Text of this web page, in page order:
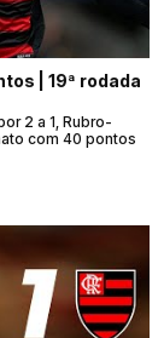
| 19ª rodada
2 a 1, Rubro-
com 40 pontos